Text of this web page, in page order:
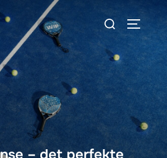
Søg
– det perfekte